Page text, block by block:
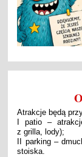
Atrakcje będą
I patio –
z grilla, lody);
II parking –
stoiska.